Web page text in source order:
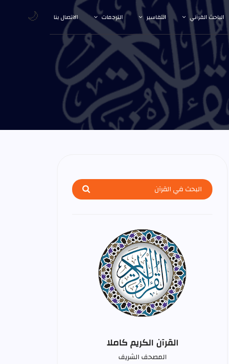
الباحث القرآني التفاسير الترجمات الاتصال بنا
القرآن الكريم كاملا
المصحف الشريف
🌙